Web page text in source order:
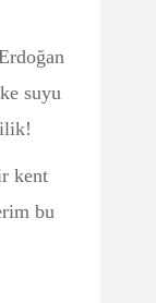
suyu
kent
bu